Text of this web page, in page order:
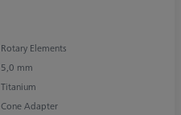
Rotary Elements
5,0 mm
Titanium
Cone Adapter